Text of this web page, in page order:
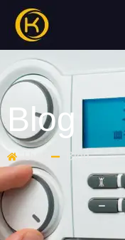
Blog
Blog